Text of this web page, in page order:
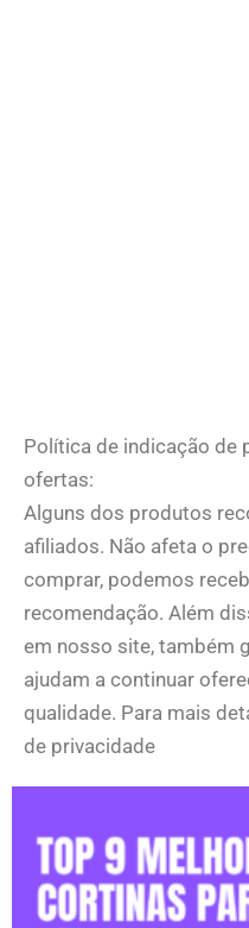
Política de indicação de
ofertas:
Alguns dos produtos
afiliados. Não afeta o
comprar, podemos
recomendação. Além
em nosso site, também
ajudam a continuar
qualidade. Para mais
de privacidade